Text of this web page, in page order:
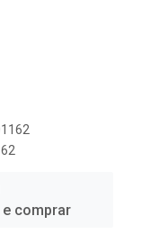
comprar